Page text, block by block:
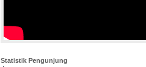
Statistik Pengunjung